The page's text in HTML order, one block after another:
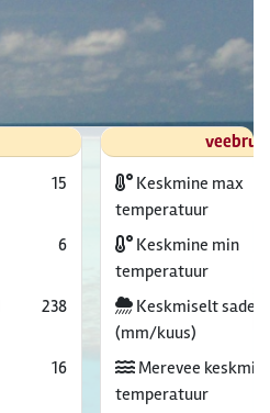
15
6
238
16
Keskmine max
temperatuur
Keskmine min
temperatuur
Keskmiselt
(mm/kuus)
Merevee
temperatuur